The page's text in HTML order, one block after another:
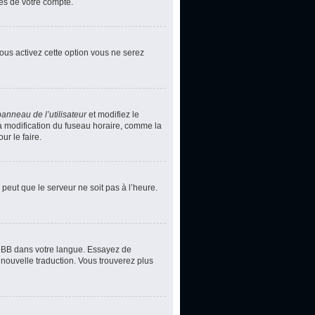
de votre compte.
activez cette option vous ne serez
de l’utilisateuret modifiez le
modification du fuseau horaire, comme la
le faire.
que le serveur ne soit pas à l’heure.
dans votre langue. Essayez de
traduction. Vous trouverez plus